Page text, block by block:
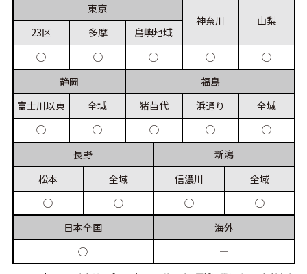
東京
23区
◯
多摩
◯
島嶼地域
◯
神奈川
◯
山梨
◯
静岡
富士川以東
◯
全域
◯
福島
猪苗代
◯
浜通り
◯
全域
◯
長野
松本
◯
全域
◯
新潟
信濃川
◯
全域
◯
日本全国
◯
海外
―